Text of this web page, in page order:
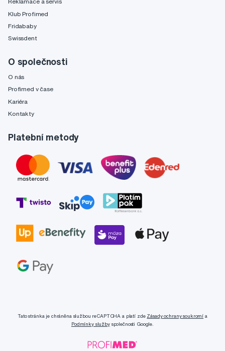
Reklamace a servis
Klub Profimed
Fridababy
Swissdent
O společnosti
O nás
Profimed v čase
Kariéra
Kontakty
Platební metody
Tato stránka je chráněna službou reCAPTCHA a platí zde Zásady ochrany soukromí a
Podmínky službyspolečnosti Google.